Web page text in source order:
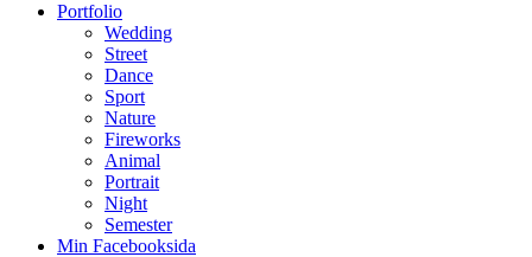
Portfolio
Wedding
Street
Dance
Sport
Nature
Fireworks
Animal
Portrait
Night
Semester
Min Facebooksida